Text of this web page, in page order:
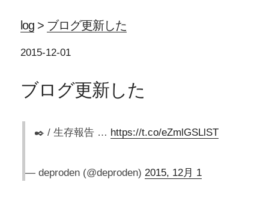
log> ブログ更新した
2015-12-01
ブログ更新した
✒️ / 生存報告 … https://t.co/eZmlGSLlST
— deproden (@deproden) 2015, 12月 1